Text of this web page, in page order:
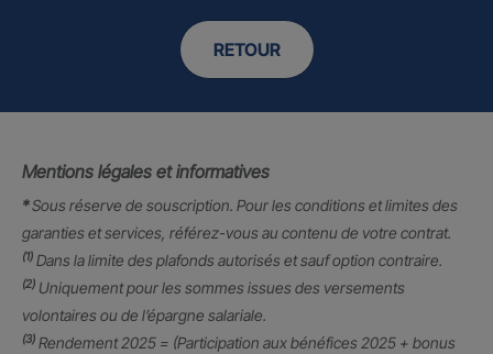
RETOUR
Mentions légales et informatives
*Sous réserve de souscription. Pour les conditions et limites des
garanties et services, référez-vous au contenu de votre contrat.
(1) Dans la limite des plafonds autorisés et sauf option contraire.
(2) Uniquement pour les sommes issues des versements
volontaires ou de l’épargne salariale.
(3) Rendement 2025 = (Participation aux bénéfices 2025 + bonus